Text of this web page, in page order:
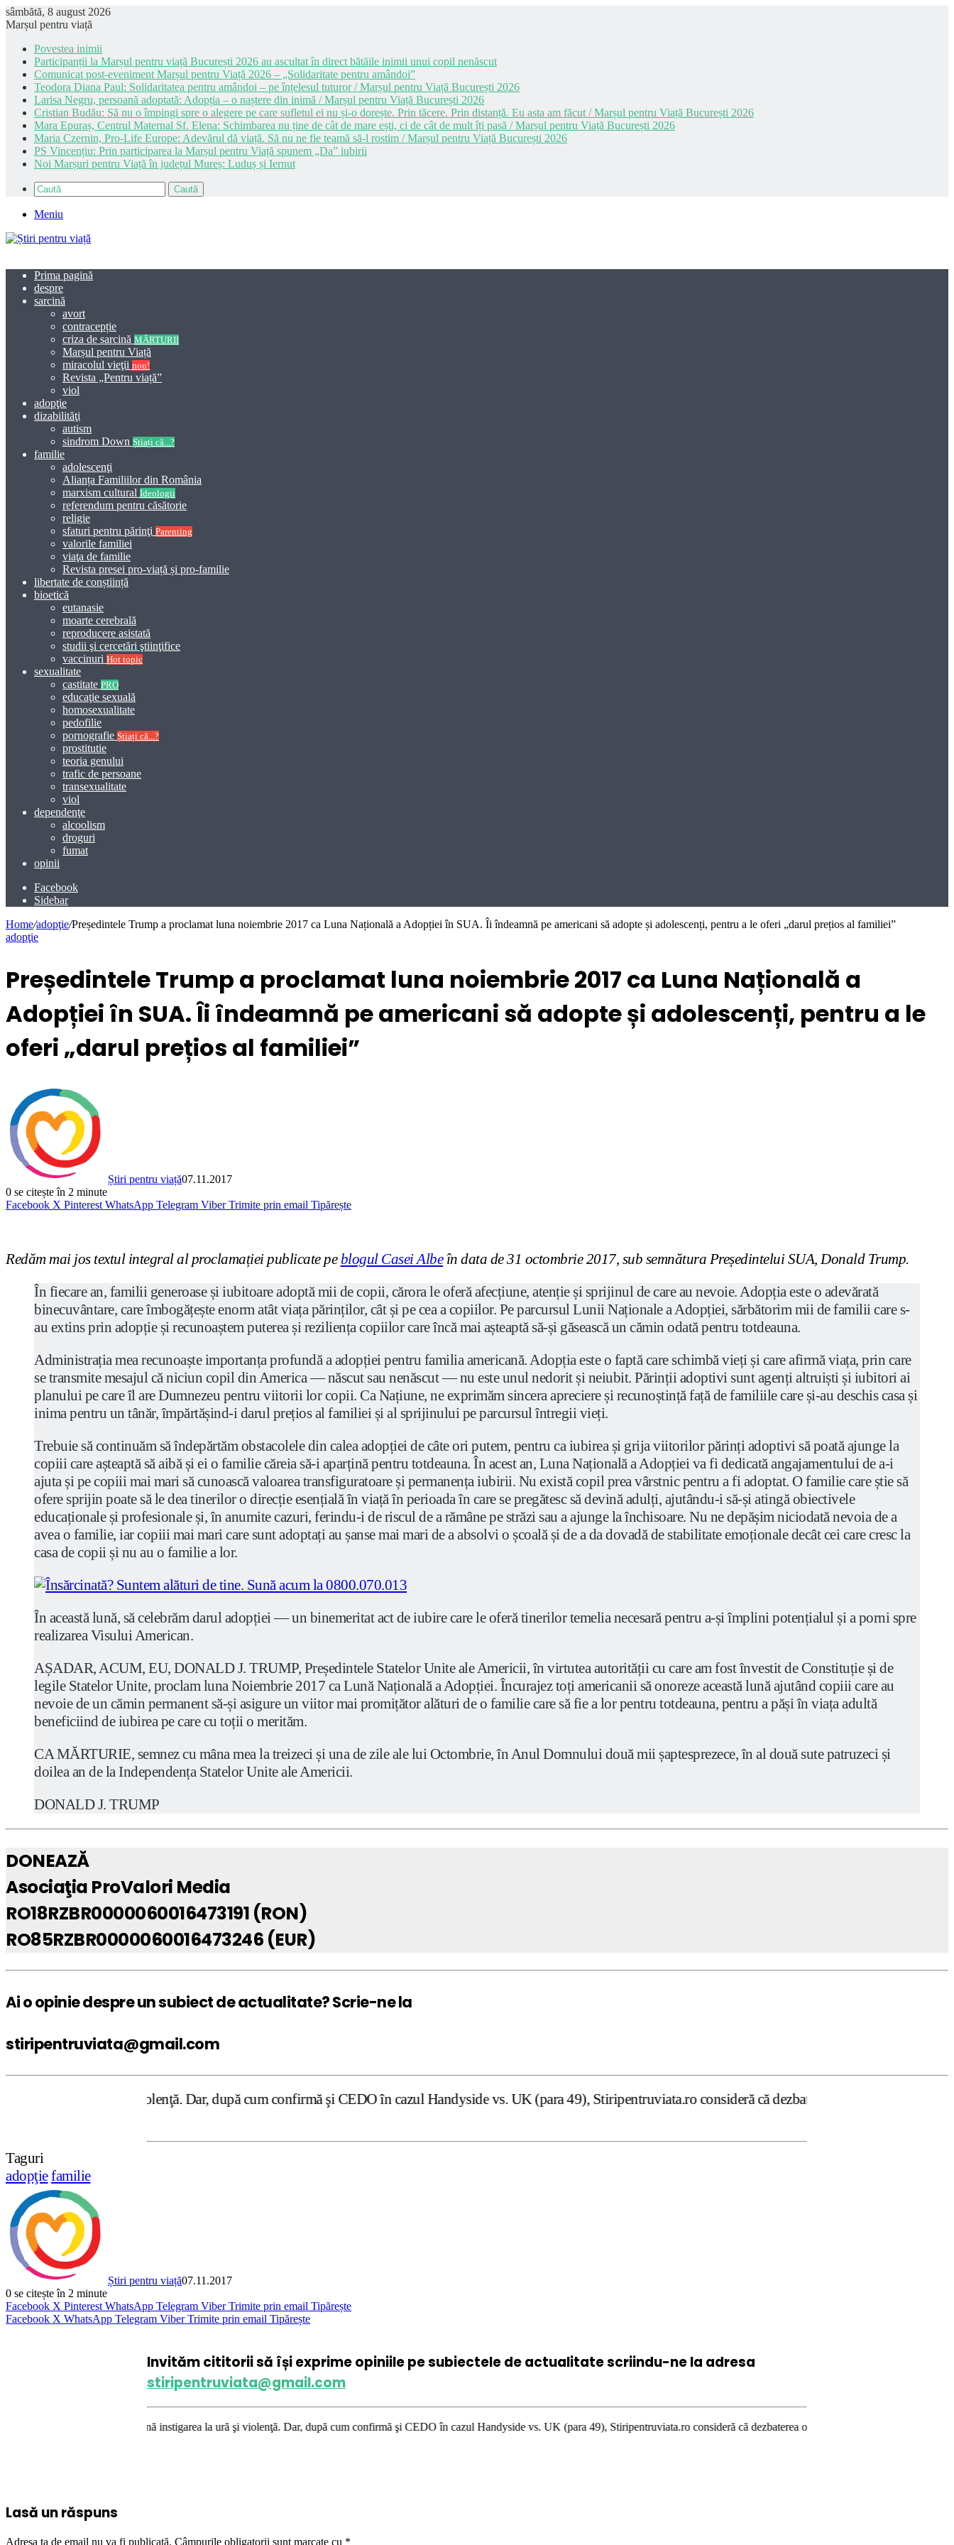
sâmbătă, 8 august 2026
Marșul pentru viață
Povestea inimii
Participanții la Marșul pentru viață București 2026 au ascultat în direct bătăile inimii unui copil nenăscut
Comunicat post-eveniment Marșul pentru Viață 2026 – „Solidaritate pentru amândoi”
Teodora Diana Paul: Solidaritatea pentru amândoi – pe înțelesul tuturor / Marșul pentru Viață București 2026
Larisa Negru, persoană adoptată: Adopția – o naștere din inimă / Marșul pentru Viață București 2026
Cristian Budău: Să nu o împingi spre o alegere pe care sufletul ei nu și-o dorește. Prin tăcere. Prin distanță. Eu asta am făcut / Marșul pentru Viață București 2026
Mara Epuraș, Centrul Maternal Sf. Elena: Schimbarea nu ține de cât de mare ești, ci de cât de mult îți pasă / Marșul pentru Viață București 2026
Maria Czernin, Pro-Life Europe: Adevărul dă viață. Să nu ne fie teamă să-l rostim / Marșul pentru Viață București 2026
PS Vincențiu: Prin participarea la Marșul pentru Viață spunem „Da” iubirii
Noi Marșuri pentru Viață în județul Mureș: Luduș și Iernut
Caută
Meniu
Prima pagină
despre
sarcină
avort
contracepție
criza de sarcină MĂRTURII
Marșul pentru Viață
miracolul vieţii nou!
Revista „Pentru viață”
viol
adopţie
dizabilităţi
autism
sindrom Down Știați că...?
familie
adolescenţi
Alianța Familiilor din România
marxism cultural Ideologii
referendum pentru căsătorie
religie
sfaturi pentru părinţi Parenting
valorile familiei
viaţa de familie
Revista presei pro-viață și pro-familie
libertate de conștiință
bioetică
eutanasie
moarte cerebrală
reproducere asistată
studii şi cercetări ştiinţifice
vaccinuri Hot topic
sexualitate
castitate PRO
educaţie sexuală
homosexualitate
pedofilie
pornografie Știați că...?
prostitutie
teoria genului
trafic de persoane
transexualitate
viol
dependenţe
alcoolism
droguri
fumat
opinii
Facebook
Sidebar
Home/adopţie/Președintele Trump a proclamat luna noiembrie 2017 ca Luna Națională a Adopției în SUA. Îi îndeamnă pe americani să adopte și adolescenți, pentru a le oferi „darul prețios al familiei”
adopţie
Președintele Trump a proclamat luna noiembrie 2017 ca Luna Națională a
Adopției în SUA. Îi îndeamnă pe americani să adopte și adolescenți, pentru a le
oferi „darul prețios al familiei”
Știri pentru viață07.11.2017
0 se citește în 2 minute
Facebook X Pinterest WhatsApp Telegram Viber Trimite prin email Tipărește
Redăm mai jos textul integral al proclamației publicate peblogul Casei Albeîn data de 31 octombrie 2017, sub semnătura Președintelui SUA, Donald Trump.
În fiecare an, familii generoase și iubitoare adoptă mii de copii, cărora le oferă afecțiune, atenție și sprijinul de care au nevoie. Adopția este o adevărată
binecuvântare, care îmbogățește enorm atât viața părinților, cât și pe cea a copiilor. Pe parcursul Lunii Naționale a Adopției, sărbătorim mii de familii care s-
au extins prin adopție și recunoaștem puterea și reziliența copiilor care încă mai așteaptă să-și găsească un cămin odată pentru totdeauna.
Administrația mea recunoaște importanța profundă a adopției pentru familia americană. Adopția este o faptă care schimbă vieți și care afirmă viața, prin care
se transmite mesajul că niciun copil din America — născut sau nenăscut — nu este unul nedorit și neiubit. Părinții adoptivi sunt agenți altruiști și iubitori ai
planului pe care îl are Dumnezeu pentru viitorii lor copii. Ca Națiune, ne exprimăm sincera apreciere și recunoștință față de familiile care și-au deschis casa și
inima pentru un tânăr, împărtășind-i darul prețios al familiei și al sprijinului pe parcursul întregii vieți.
Trebuie să continuăm să îndepărtăm obstacolele din calea adopției de câte ori putem, pentru ca iubirea și grija viitorilor părinți adoptivi să poată ajunge la
copiii care așteaptă să aibă și ei o familie căreia să-i aparțină pentru totdeauna. În acest an, Luna Națională a Adopției va fi dedicată angajamentului de a-i
ajuta și pe copiii mai mari să cunoască valoarea transfiguratoare și permanența iubirii. Nu există copil prea vârstnic pentru a fi adoptat. O familie care știe să
ofere sprijin poate să le dea tinerilor o direcție esențială în viață în perioada în care se pregătesc să devină adulți, ajutându-i să-și atingă obiectivele
educaționale și profesionale și, în anumite cazuri, ferindu-i de riscul de a rămâne pe străzi sau a ajunge la închisoare. Nu ne depășim niciodată nevoia de a
avea o familie, iar copiii mai mari care sunt adoptați au șanse mai mari de a absolvi o școală și de a da dovadă de stabilitate emoționale decât cei care cresc la
casa de copii și nu au o familie a lor.
În această lună, să celebrăm darul adopției — un binemeritat act de iubire care le oferă tinerilor temelia necesară pentru a-și împlini potențialul și a porni spre
realizarea Visului American.
AȘADAR, ACUM, EU, DONALD J. TRUMP, Președintele Statelor Unite ale Americii, în virtutea autorității cu care am fost învestit de Constituție și de
legile Statelor Unite, proclam luna Noiembrie 2017 ca Lună Națională a Adopției. Încurajez toți americanii să onoreze această lună ajutând copiii care au
nevoie de un cămin permanent să-și asigure un viitor mai promițător alături de o familie care să fie a lor pentru totdeauna, pentru a păși în viața adultă
beneficiind de iubirea pe care cu toții o merităm.
CA MĂRTURIE, semnez cu mâna mea la treizeci și una de zile ale lui Octombrie, în Anul Domnului două mii șaptesprezece, în al două sute patruzeci și
doilea an de la Independența Statelor Unite ale Americii.
DONALD J. TRUMP
DONEAZĂ
Asociaţia ProValori Media
RO18RZBR0000060016473191 (RON)
RO85RZBR0000060016473246 (EUR)
Ai o opinie despre un subiect de actualitate? Scrie-ne la
stiripentruviata@gmail.com
la ură şi violenţă. Dar, după cum confirmă şi CEDO în cazul Handyside vs. UK (para 49), Stiripentruviata.ro consideră că dezbaterea onestă şi libertatea de
Taguri
adopţiefamilie
Știri pentru viață07.11.2017
0 se citește în 2 minute
Facebook X Pinterest WhatsApp Telegram Viber Trimite prin email Tipărește
Facebook X WhatsApp Telegram Viber Trimite prin email Tipărește
Invităm cititorii să își exprime opiniile pe subiectele de actualitate scriindu-ne la adresa
stiripentruviata@gmail.com
condamnă instigarea la ură şi violenţă. Dar, după cum confirmă şi CEDO în cazul Handyside vs. UK (para 49), Stiripentruviata.ro consideră că dezbaterea onestă şi libertatea de exprimare pe
Lasă un răspuns
Adresa ta de email nu va fi publicată. Câmpurile obligatorii sunt marcate cu *